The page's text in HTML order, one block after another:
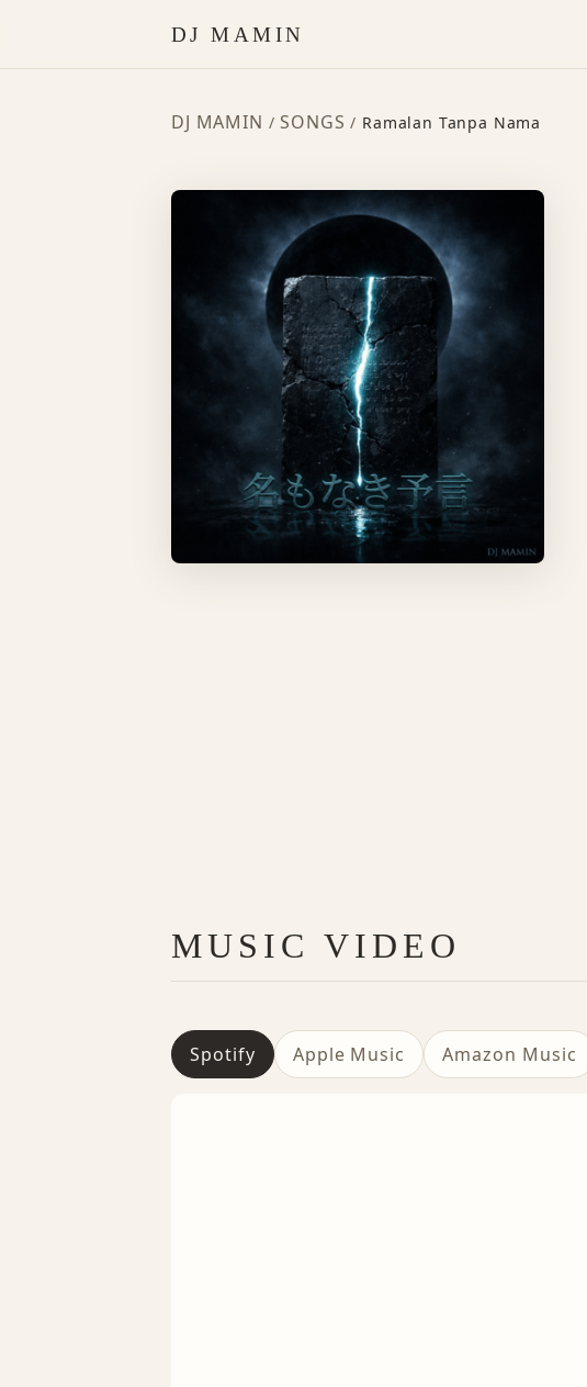
DJ MAMIN
DJ MAMIN /SONGS / Ramalan Tanpa Nama
MUSIC VIDEO
Spotify Apple Music Amazon Music